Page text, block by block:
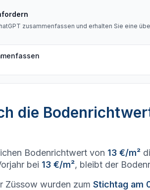
zusammenfassen und erhalten Sie eine
die
Bodenrichtwert von 13 €/m²
bei 13 €/m², bleibt der
Züssow wurden zum Stichtag am